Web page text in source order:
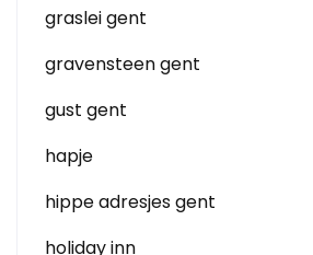
graslei gent
gravensteen gent
gust gent
hapje
hippe adresjes gent
holiday inn